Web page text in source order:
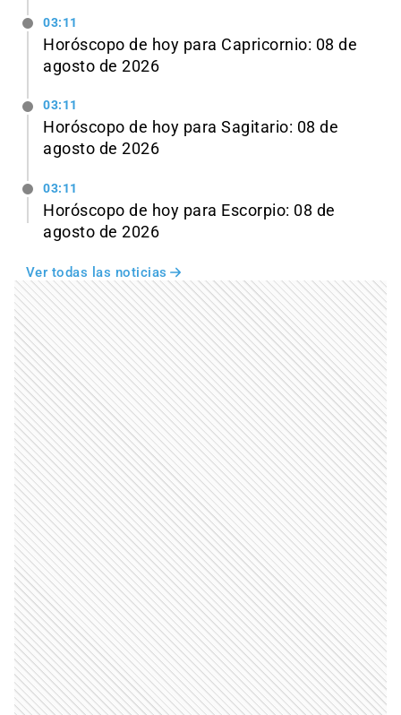
03:11
Horóscopo de hoy para Capricornio: 08 de
agosto de 2026
03:11
Horóscopo de hoy para Sagitario: 08 de
agosto de 2026
03:11
Horóscopo de hoy para Escorpio: 08 de
agosto de 2026
Ver todas las noticias